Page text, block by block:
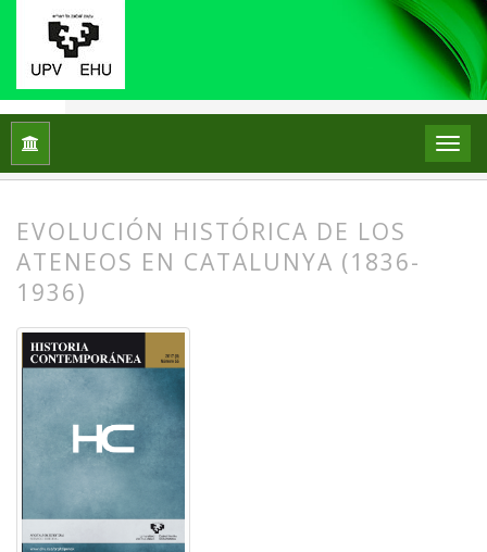
Inicio
EVOLUCIÓN HISTÓRICA DE LOS
ATENEOS EN CATALUNYA (1836-
1936)